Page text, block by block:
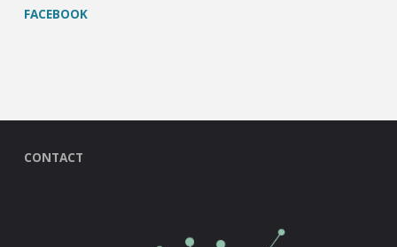
FACEBOOK
CONTACT